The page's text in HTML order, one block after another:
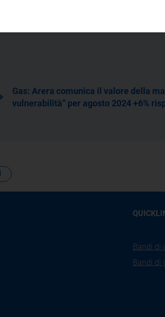
Gas: Arera comunica il valore della
vulnerabilità” per agosto 2024 +6%
Bandi di
Bandi di